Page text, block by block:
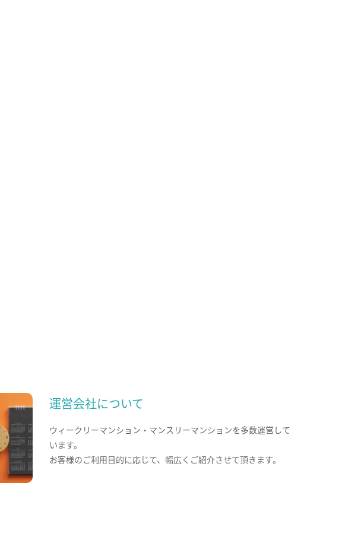
運営会社について
ウィークリーマンション・マンスリーマンションを多数運営して
います。
お客様のご利用目的に応じて、幅広くご紹介させて頂きます。